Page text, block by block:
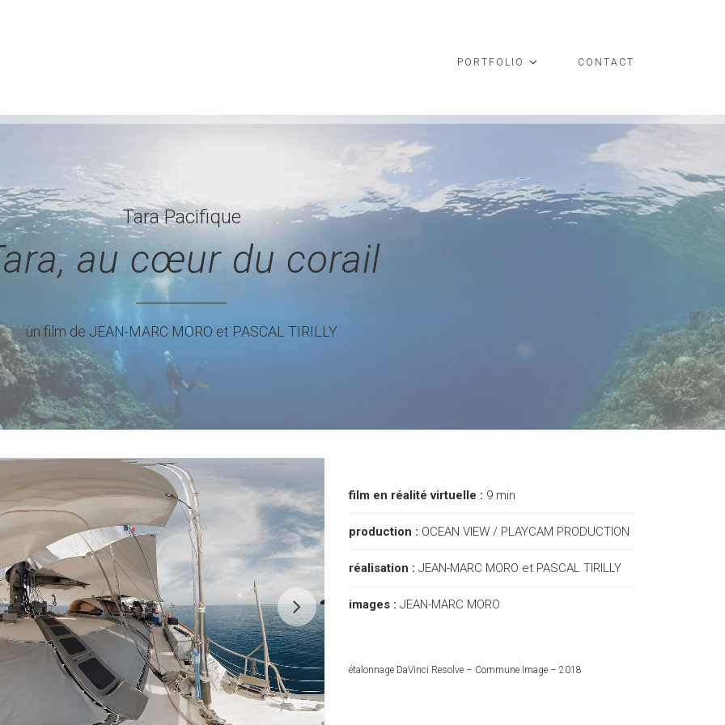
PORTFOLIO CONTACT
Tara Pacifique
au cœur du corail
un film de JEAN-MARC MORO et PASCAL TIRILLY
film en réalité virtuelle : 9 min
production : OCEAN VIEW / PLAYCAM PRODUCTION
réalisation : JEAN-MARC MORO et PASCAL TIRILLY
images : JEAN-MARC MORO
étalonnage DaVinci Resolve – Commune Image – 2018